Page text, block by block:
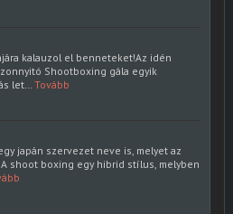
kalauzol el benneteket!Az idén
Shootboxing gála egyik
let… Tovább
japán szervezet neve is, melyet az
shoot boxing egy hibrid stílus, melyben